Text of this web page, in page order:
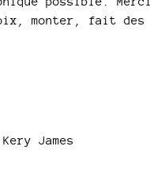
monter, fait des
James